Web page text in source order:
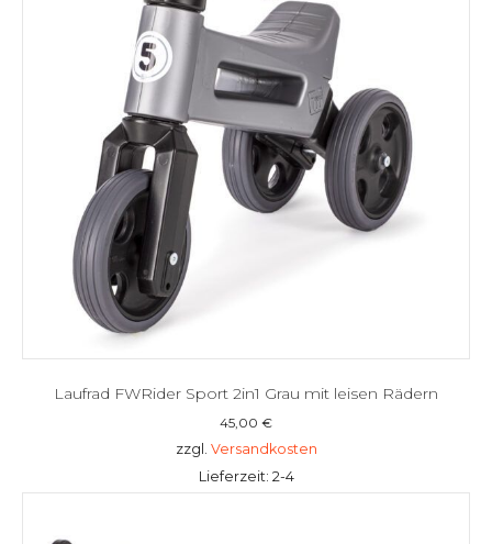
Laufrad FWRider Sport 2in1 Grau mit leisen Rädern
45,00 €
zzgl. Versandkosten
Lieferzeit: 2-4